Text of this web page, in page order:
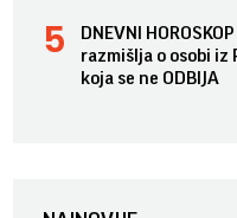
DNEVNI
razmišlja o osobi iz
koja se ne ODBIJA